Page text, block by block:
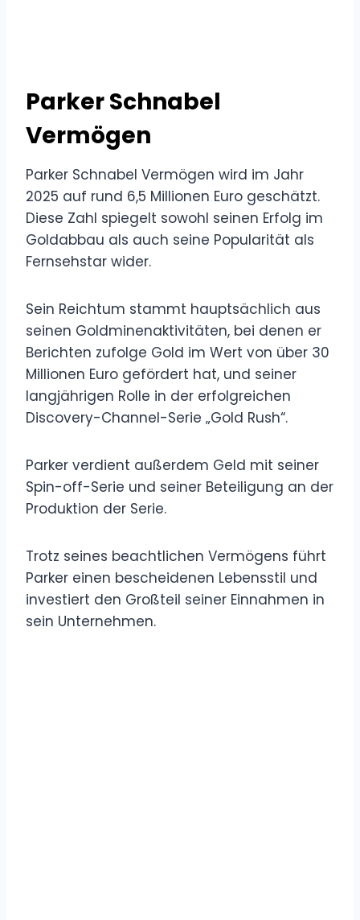
Parker Schnabel
Vermögen
Parker Schnabel Vermögen wird im Jahr
2025 auf rund 6,5 Millionen Euro geschätzt.
Diese Zahl spiegelt sowohl seinen Erfolg im
Goldabbau als auch seine Popularität als
Fernsehstar wider.
Sein Reichtum stammt hauptsächlich aus
seinen Goldminenaktivitäten, bei denen er
Berichten zufolge Gold im Wert von über 30
Millionen Euro gefördert hat, und seiner
langjährigen Rolle in der erfolgreichen
Discovery-Channel-Serie „Gold Rush“.
Parker verdient außerdem Geld mit seiner
Spin-off-Serie und seiner Beteiligung an der
Produktion der Serie.
Trotz seines beachtlichen Vermögens führt
Parker einen bescheidenen Lebensstil und
investiert den Großteil seiner Einnahmen in
sein Unternehmen.